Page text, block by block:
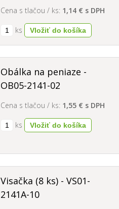
Cena s tlačou / ks: 1,14 € s DPH
ks
Obálka na peniaze -
OB05-2141-02
Cena s tlačou / ks: 1,55 € s DPH
ks
Visačka (8 ks) - VS01-
2141A-10